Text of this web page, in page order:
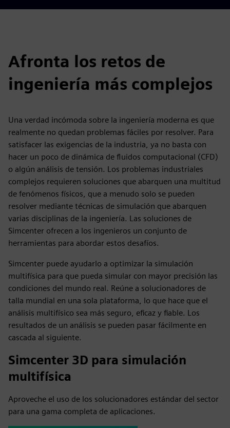
Afronta los retos de
ingeniería más complejos
Una verdad incómoda sobre la ingeniería moderna es que
realmente no quedan problemas fáciles por resolver. Para
satisfacer las exigencias de la industria, ya no basta con
hacer un poco de dinámica de fluidos computacional (CFD)
o algún análisis de tensión. Los problemas industriales
complejos requieren soluciones que abarquen una multitud
de fenómenos físicos, que a menudo solo se pueden
resolver mediante técnicas de simulación que abarquen
varias disciplinas de la ingeniería. Las soluciones de
Simcenter ofrecen a los ingenieros un conjunto de
herramientas para abordar estos desafíos.
Simcenter puede ayudarlo a optimizar la simulación
multifísica para que pueda simular con mayor precisión las
condiciones del mundo real. Reúne a solucionadores de
talla mundial en una sola plataforma, lo que hace que el
análisis multifísico sea más seguro, eficaz y fiable. Los
resultados de un análisis se pueden pasar fácilmente en
cascada al siguiente.
Simcenter 3D para simulación
multifísica
Aproveche el uso de los solucionadores estándar del sector
para una gama completa de aplicaciones.